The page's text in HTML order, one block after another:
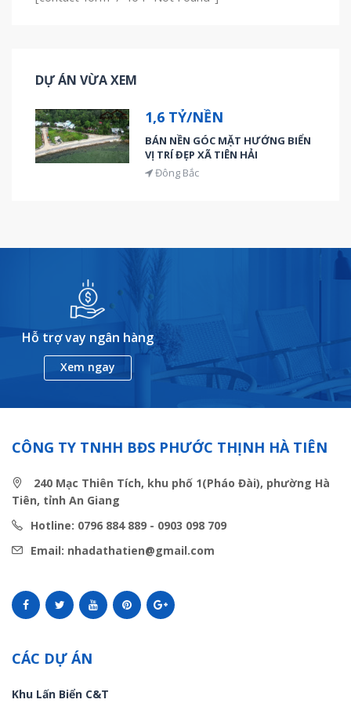
DỰ ÁN VỪA XEM
1,6 TỶ/NỀN
BÁN NỀN GÓC MẶT HƯỚNG BIỂN
VỊ TRÍ ĐẸP XÃ TIÊN HẢI
Đông Bắc
Hỗ trợ vay ngân hàng
Xem ngay
CÔNG TY TNHH BĐS PHƯỚC THỊNH HÀ TIÊN
240 Mạc Thiên Tích, khu phố 1(Pháo Đài), phường Hà
Tiên, tỉnh An Giang
Hotline: 0796 884 889 - 0903 098 709
Email: nhadathatien@gmail.com
CÁC DỰ ÁN
Khu Lấn Biển C&T